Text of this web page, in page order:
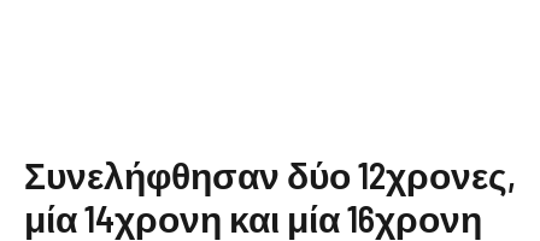
Συνελήφθησαν δύο 12χρονες,
μία 14χρονη και μία 16χρονη